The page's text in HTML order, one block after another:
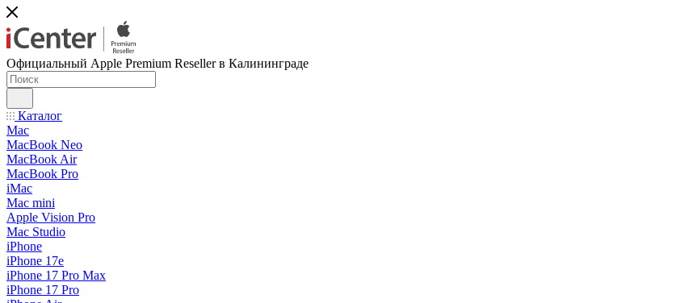
Официальный Apple Premium Reseller в Калининграде
Каталог
Mac
MacBook Neo
MacBook Air
MacBook Pro
iMac
Mac mini
Apple Vision Pro
Mac Studio
iPhone
iPhone 17e
iPhone 17 Pro Max
iPhone 17 Pro